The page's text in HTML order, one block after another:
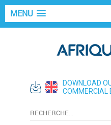
MENU
DOWNLOAD
COMMERCIAL